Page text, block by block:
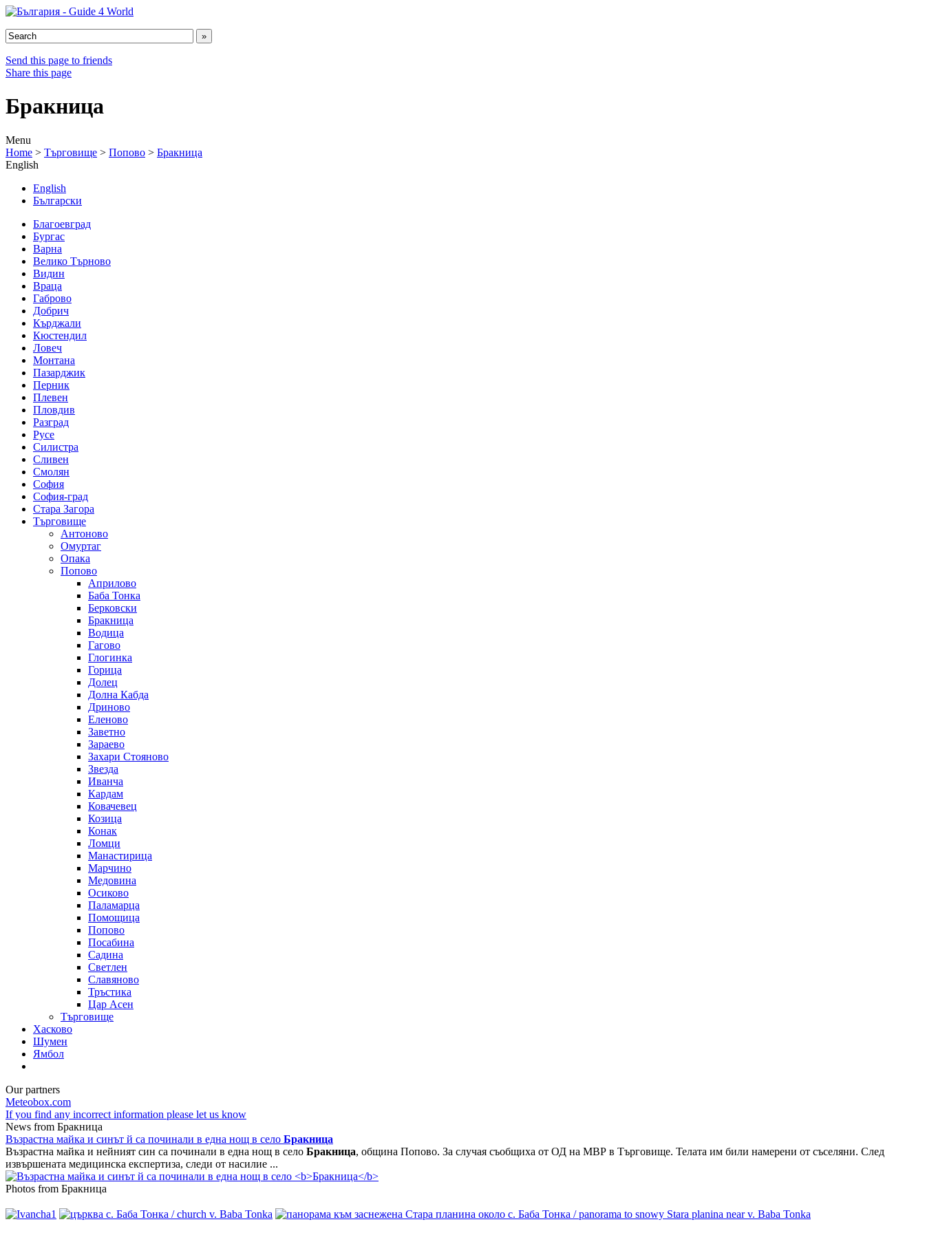
Send this page to friends
Share this page
Бракница
Menu
Home > Търговище > Попово > Бракница
English
English
Български
Благоевград
Бургас
Варна
Велико Търново
Видин
Враца
Габрово
Добрич
Кърджали
Кюстендил
Ловеч
Монтана
Пазарджик
Перник
Плевен
Пловдив
Разград
Русе
Силистра
Сливен
Смолян
София
София-град
Стара Загора
Търговище
Антоново
Омуртаг
Опака
Попово
Априлово
Баба Тонка
Берковски
Бракница
Водица
Гагово
Глогинка
Горица
Долец
Долна Кабда
Дриново
Еленово
Заветно
Зараево
Захари Стояново
Звезда
Иванча
Кардам
Ковачевец
Козица
Конак
Ломци
Манастирица
Марчино
Медовина
Осиково
Паламарца
Помощица
Попово
Посабина
Садина
Светлен
Славяново
Тръстика
Цар Асен
Търговище
Хасково
Шумен
Ямбол
Our partners
Meteobox.com
If you find any incorrect information please let us know
News from Бракница
Възрастна майка и синът й са починали в една нощ в село Бракница
Възрастна майка и нейният син са починали в една нощ в село Бракница, община Попово. За случая съобщиха от ОД на МВР в Търговище. Телата им били намерени от съселяни. След
извършената медицинска експертиза, следи от насилие ...
Photos from Бракница